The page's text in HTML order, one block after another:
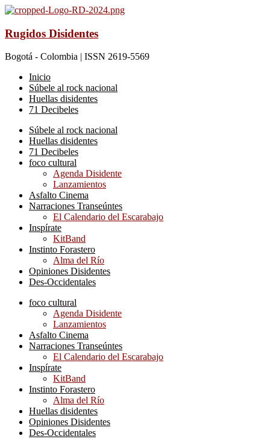
Rugidos Disidentes
Bogotá - Colombia | ISSN 2619-5569
Inicio
Súbele al rock nacional
Huellas disidentes
71 Decibeles
Súbele al rock nacional
Huellas disidentes
71 Decibeles
foco cultural
Agenda Disidente
Lanzamientos
Asfalto Cinema
Narraciones Transeúntes
El Calendario del Escarabajo
Inspírate
KitBand
Instinto Forastero
Alma del Río
Opiniones Disidentes
Des-Occidentales
foco cultural
Agenda Disidente
Lanzamientos
Asfalto Cinema
Narraciones Transeúntes
El Calendario del Escarabajo
Inspírate
KitBand
Instinto Forastero
Alma del Río
Huellas disidentes
Opiniones Disidentes
Des-Occidentales